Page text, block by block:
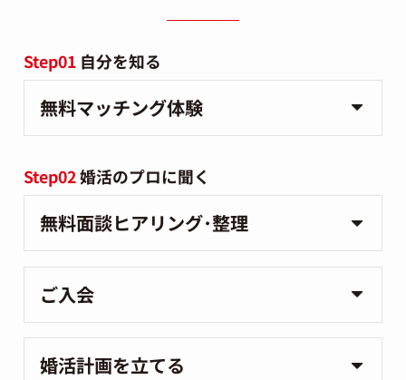
Step01 自分を知る
無料マッチング体験
Step02婚活のプロに聞く
無料面談ヒアリング･整理
ご入会
婚活計画を立てる